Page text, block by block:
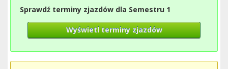
Sprawdź terminy zjazdów dla Semestru 1
Wyświetl terminy zjazdów